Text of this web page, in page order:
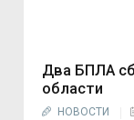
Два БПЛА
области
НОВОСТИ